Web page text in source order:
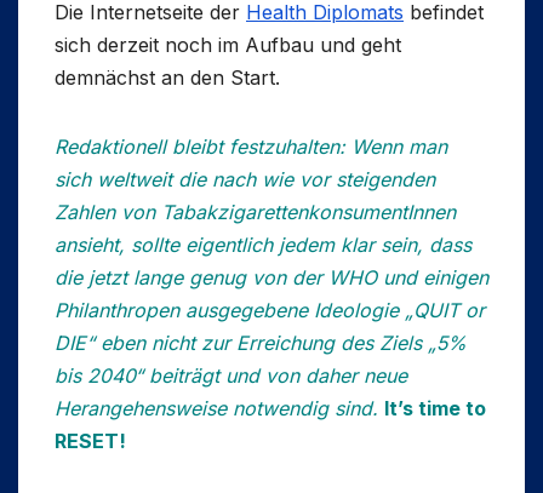
Die Internetseite der Health Diplomats befindet
sich derzeit noch im Aufbau und geht
demnächst an den Start.
Redaktionell bleibt festzuhalten: Wenn man
sich weltweit die nach wie vor steigenden
Zahlen von TabakzigarettenkonsumentInnen
ansieht, sollte eigentlich jedem klar sein, dass
die jetzt lange genug von der WHO und einigen
Philanthropen ausgegebene Ideologie „QUIT or
DIE“ eben nicht zur Erreichung des Ziels „5%
bis 2040“ beiträgt und von daher neue
Herangehensweise notwendig sind. It’s time to
RESET!